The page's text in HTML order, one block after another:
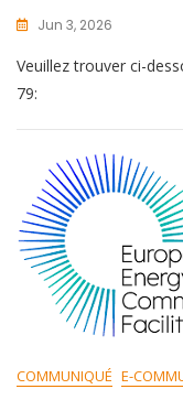
Jun 3, 2026
Veuillez trouver ci-
79:
COMMUNIQUÉ E-